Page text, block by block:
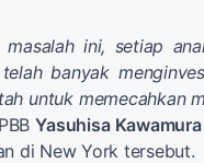
masalah ini, setiap
banyak
untuk memecahkan
Yasuhisa Kawamura
di New York tersebut.